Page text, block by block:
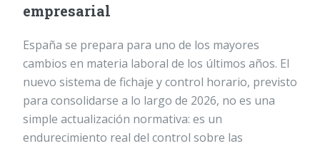
empresarial
España se prepara para uno de los mayores
cambios en materia laboral de los últimos años. El
nuevo sistema de fichaje y control horario, previsto
para consolidarse a lo largo de 2026, no es una
simple actualización normativa: es un
endurecimiento real del control sobre las